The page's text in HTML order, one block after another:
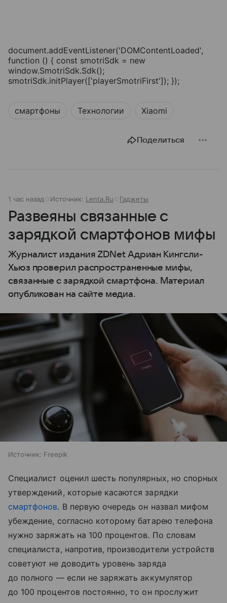
document.addEventListener('DOMContentLoaded',
function () { const smotriSdk = new
window.SmotriSdk.Sdk();
smotriSdk.initPlayer(['playerSmotriFirst']); });
смартфоны Технологии Xiaomi
Поделиться
1 час назад Источник: Lenta.Ru Гаджеты
Развеяны связанные с
зарядкой смартфонов мифы
Журналист издания ZDNet Адриан Кингсли-
Хьюз проверил распространенные мифы,
связанные с зарядкой смартфона. Материал
опубликован на сайте медиа.
Источник: Freepik
Специалист оценил шесть популярных, но спорных
утверждений, которые касаются зарядки
смартфонов. В первую очередь он назвал мифом
убеждение, согласно которому батарею телефона
нужно заряжать на 100 процентов. По словам
специалиста, напротив, производители устройств
советуют не доводить уровень заряда
до полного — если не заряжать аккумулятор
до 100 процентов постоянно, то он прослужит